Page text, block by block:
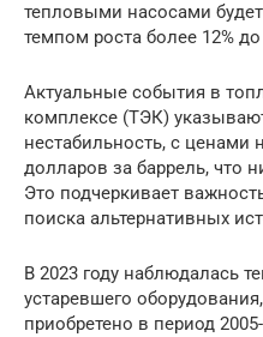
тепловыми насосами
темпом роста более 12% до
Актуальные события в
комплексе (ТЭК)
нестабильность, с ценами
долларов за баррель, что
Это подчеркивает
поиска альтернативных
В 2023 году наблюдалась
устаревшего
приобретено в период